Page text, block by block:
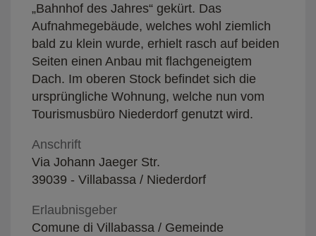
„Bahnhof des Jahres“ gekürt. Das
Aufnahmegebäude, welches wohl ziemlich
bald zu klein wurde, erhielt rasch auf beiden
Seiten einen Anbau mit flachgeneigtem
Dach. Im oberen Stock befindet sich die
ursprüngliche Wohnung, welche nun vom
Tourismusbüro Niederdorf genutzt wird.
Anschrift
Via Johann Jaeger Str.
39039 - Villabassa / Niederdorf
Erlaubnisgeber
Comune di Villabassa / Gemeinde